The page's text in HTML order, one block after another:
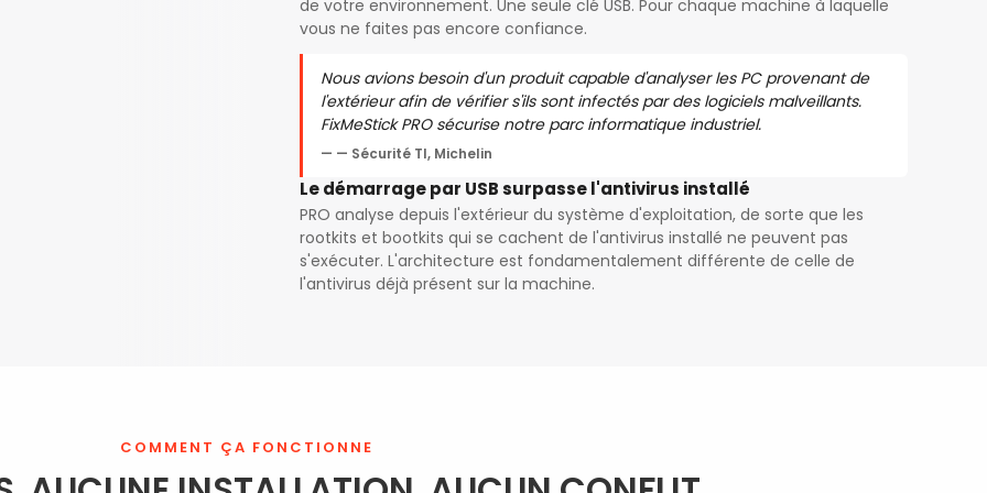
de votre environnement. Une seule clé USB. Pour chaque machine à laquelle
vous ne faites pas encore confiance.
Nous avions besoin d'un produit capable d'analyser les PC provenant de
l'extérieur afin de vérifier s'ils sont infectés par des logiciels malveillants.
FixMeStick PRO sécurise notre parc informatique industriel.
— Sécurité TI, Michelin
Le démarrage par USB surpasse l'antivirus installé
PRO analyse depuis l'extérieur du système d'exploitation, de sorte que les
rootkits et bootkits qui se cachent de l'antivirus installé ne peuvent pas
s'exécuter. L'architecture est fondamentalement différente de celle de
l'antivirus déjà présent sur la machine.
COMMENT ÇA FONCTIONNE